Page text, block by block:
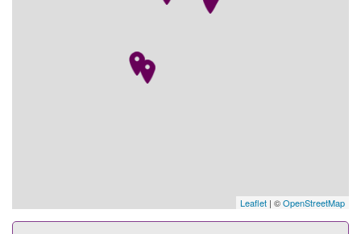
Leaflet | ©OpenStreetMap